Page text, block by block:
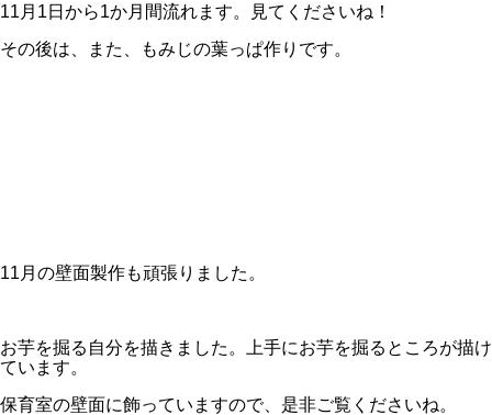
11月1日から1か月間流れます。見てくださいね！
その後は、また、もみじの葉っぱ作りです。
11月の壁面製作も頑張りました。
お芋を掘る自分を描きました。上手にお芋を掘るところが描け
ています。
保育室の壁面に飾っていますので、是非ご覧くださいね。